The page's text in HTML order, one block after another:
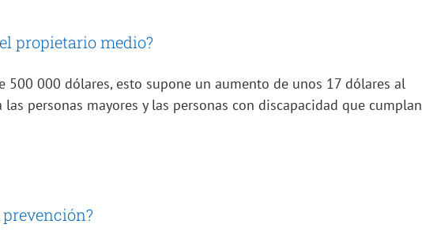
propietario medio?
500 000 dólares, esto supone un aumento de unos 17 dólares al
las personas mayores y las personas con discapacidad que cumplan